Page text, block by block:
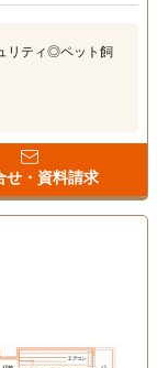
リティ◎ペット飼
せ・資料請求